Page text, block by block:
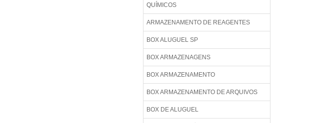
QUÍMICOS
ARMAZENAMENTO DE REAGENTES
BOX ALUGUEL SP
BOX ARMAZENAGENS
BOX ARMAZENAMENTO
BOX ARMAZENAMENTO DE ARQUIVOS
BOX DE ALUGUEL